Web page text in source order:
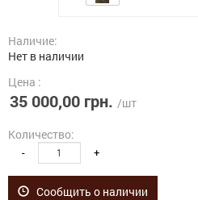
Наличие:
Нет в наличии
Цена :
35 000,00 грн. /шт
Количество:
- +
Сообщить о наличии